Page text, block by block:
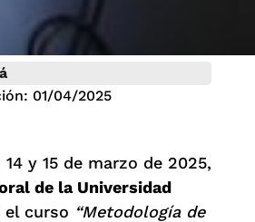
01/04/2025
y 15 de marzo de 2025,
de la Universidad
el curso “Metodología de